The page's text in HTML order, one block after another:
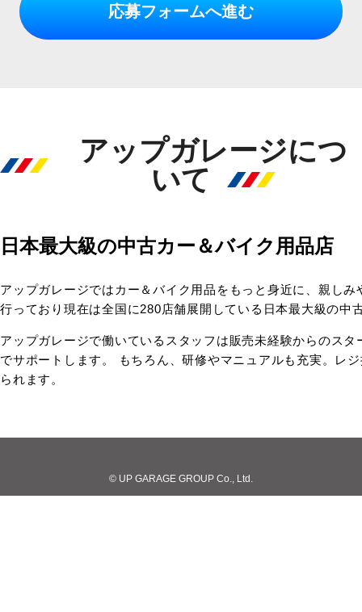
応募フォームへ進む
アップガレージにつ
いて
日本最大級の中古カー＆バイク用品店
アップガレージではカー＆バイク用品をもっと身近に、親し
行っており現在は全国に280店舗展開している日本最大級の中
アップガレージで働いているスタッフは販売未経験からのス
でサポートします。 もちろん、研修やマニュアルも充実。レ
られます。
© UP GARAGE GROUP Co., Ltd.